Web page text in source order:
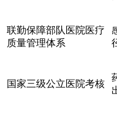
联勤保障部队医院医疗
质量管理体系
国家三级公立医院考核